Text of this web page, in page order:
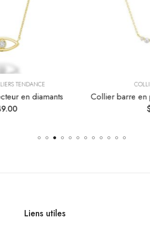
TENDANCE
en diamants
$
Liens utiles